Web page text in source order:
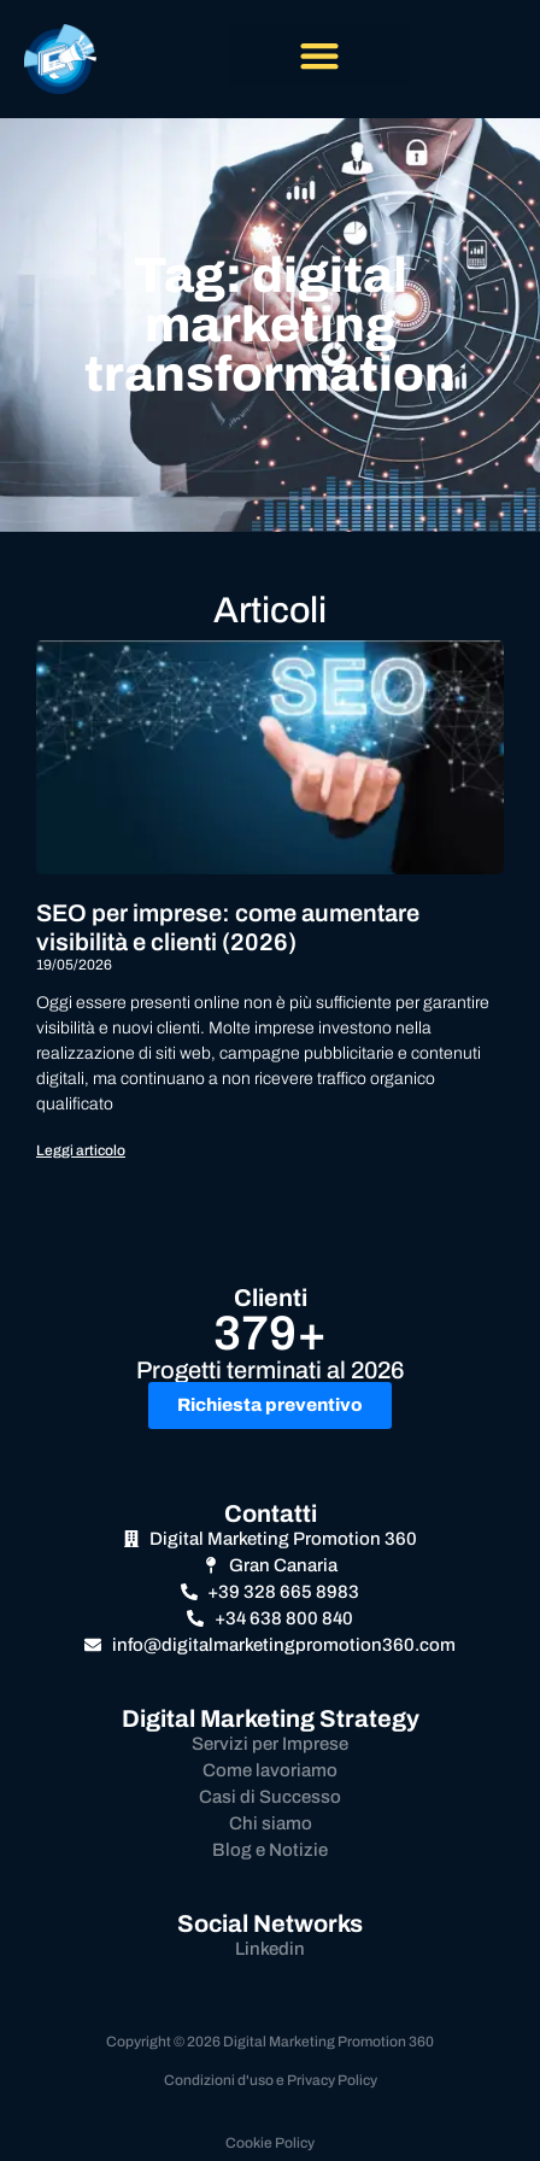
Tag: digital
marketing
transformation
Articoli
SEO per imprese: come aumentare
visibilità e clienti (2026)
19/05/2026
Oggi essere presenti online non è più sufficiente per garantire
visibilità e nuovi clienti. Molte imprese investono nella
realizzazione di siti web, campagne pubblicitarie e contenuti
digitali, ma continuano a non ricevere traffico organico
qualificato
Leggi articolo
Clienti
379+
Progetti terminati al 2026
Richiesta preventivo
Contatti
Digital Marketing Promotion 360
Gran Canaria
+39 328 665 8983
+34 638 800 840
info@digitalmarketingpromotion360.com
Digital Marketing Strategy
Servizi per Imprese
Come lavoriamo
Casi di Successo
Chi siamo
Blog e Notizie
Social Networks
Linkedin
Copyright © 2026 Digital Marketing Promotion 360
Condizioni d'uso e Privacy Policy
Cookie Policy